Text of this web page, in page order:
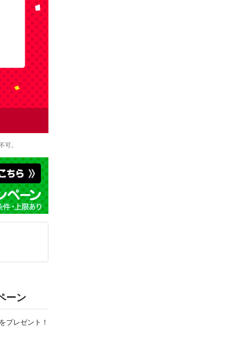
可。
ーン
プレゼント！